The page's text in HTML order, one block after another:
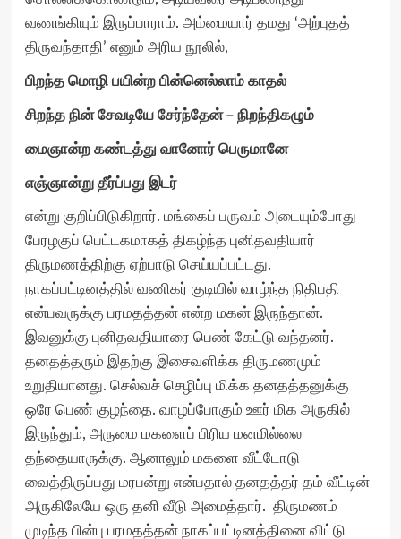
வணங்கியும் இருப்பாராம். அம்மையார் தமது ‘அற்புதத்
திருவந்தாதி’ எனும் அரிய நூலில்,
பிறந்த மொழி பயின்ற பின்னெல்லாம் காதல்
சிறந்த நின் சேவடியே சேர்ந்தேன்–நிறந்திகழும்
மைஞான்ற கண்டத்து வானோர் பெருமானே
எஞ்ஞான்று தீர்ப்பது இடர்
என்று குறிப்பிடுகிறார். மங்கைப் பருவம் அடையும்போது
பேரழகுப் பெட்டகமாகத் திகழ்ந்த புனிதவதியார்
திருமணத்திற்கு ஏற்பாடு செய்யப்பட்டது.
நாகப்பட்டினத்தில் வணிகர் குடியில் வாழ்ந்த நிதிபதி
என்பவருக்கு பரமதத்தன் என்ற மகன் இருந்தான்.
இவனுக்கு புனிதவதியாரை பெண் கேட்டு வந்தனர்.
தனதத்தரும் இதற்கு இசைவளிக்க திருமணமும்
உறுதியானது. செல்வச் செழிப்பு மிக்க தனதத்தனுக்கு
ஒரே பெண் குழந்தை. வாழப்போகும் ஊர் மிக அருகில்
இருந்தும், அருமை மகளைப் பிரிய மனமில்லை
தந்தையாருக்கு. ஆனாலும் மகளை வீட்டோடு
வைத்திருப்பது மரபன்று என்பதால் தனதத்தர் தம் வீட்டின்
அருகிலேயே ஒரு தனி வீடு அமைத்தார். திருமணம்
முடிந்த பின்பு பரமதத்தன் நாகப்பட்டினத்தினை விட்டு